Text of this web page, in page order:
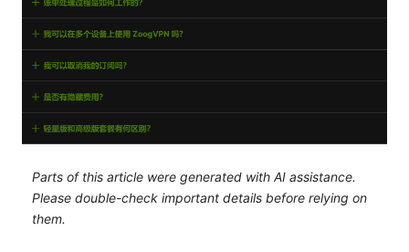
Parts of this article were generated with AI assistance.
Please double-check important details before relying on
them.